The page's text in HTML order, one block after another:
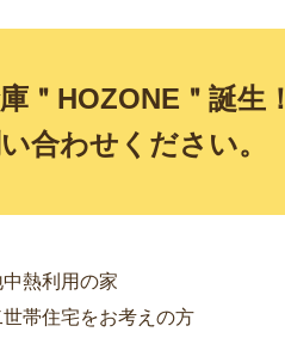
＂HOZONE＂誕生！
合わせください。
中熱利用の家
世帯住宅をお考えの方